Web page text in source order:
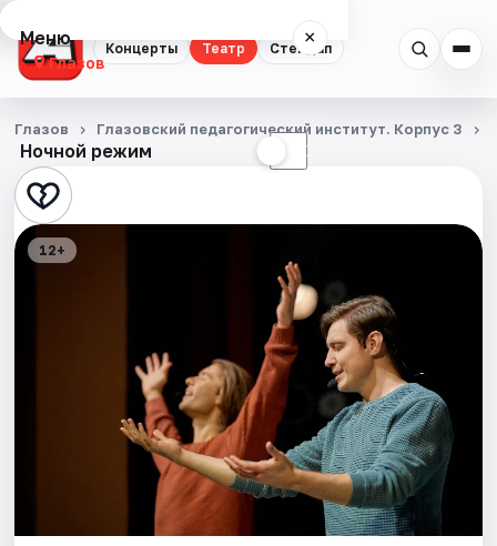
Концерты Театр Стендап
Меню ×
Глазов
Концерты
Театр
Стендап
Ночной режим ☾
Глазов Глазовский педагогический институт. Корпус 3
12+